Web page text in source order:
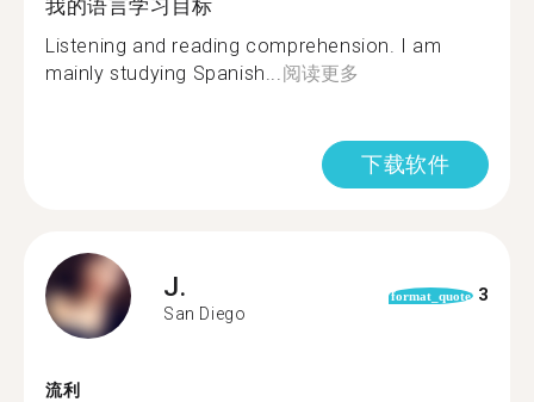
我的语言学习目标
Listening and reading comprehension. I am
mainly studying Spanish... 阅读更多
下载软件
J.
San Diego
format_quote 3
流利